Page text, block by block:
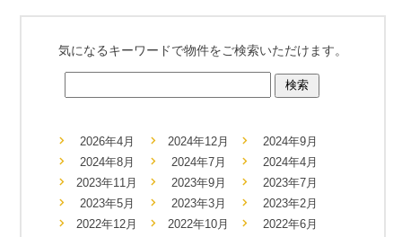
気になるキーワードで物件をご検索いただけます。
2026年4月 2024年12月
2024年9月
2024年8月
2024年7月
2024年4月
2023年11月
2023年9月
2023年7月
2023年5月
2023年3月
2023年2月
2022年12月
2022年10月
2022年6月